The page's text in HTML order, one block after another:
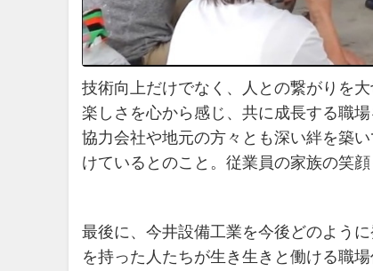
技術向上だけでなく、人との繋がりを
楽しさを心から感じ、共に成長する職
協力会社や地元の方々とも深い絆を築
けているとのこと。従業員の家族の笑
最後に、今井設備工業を今後どのよう
を持った人たちが生き生きと働ける職